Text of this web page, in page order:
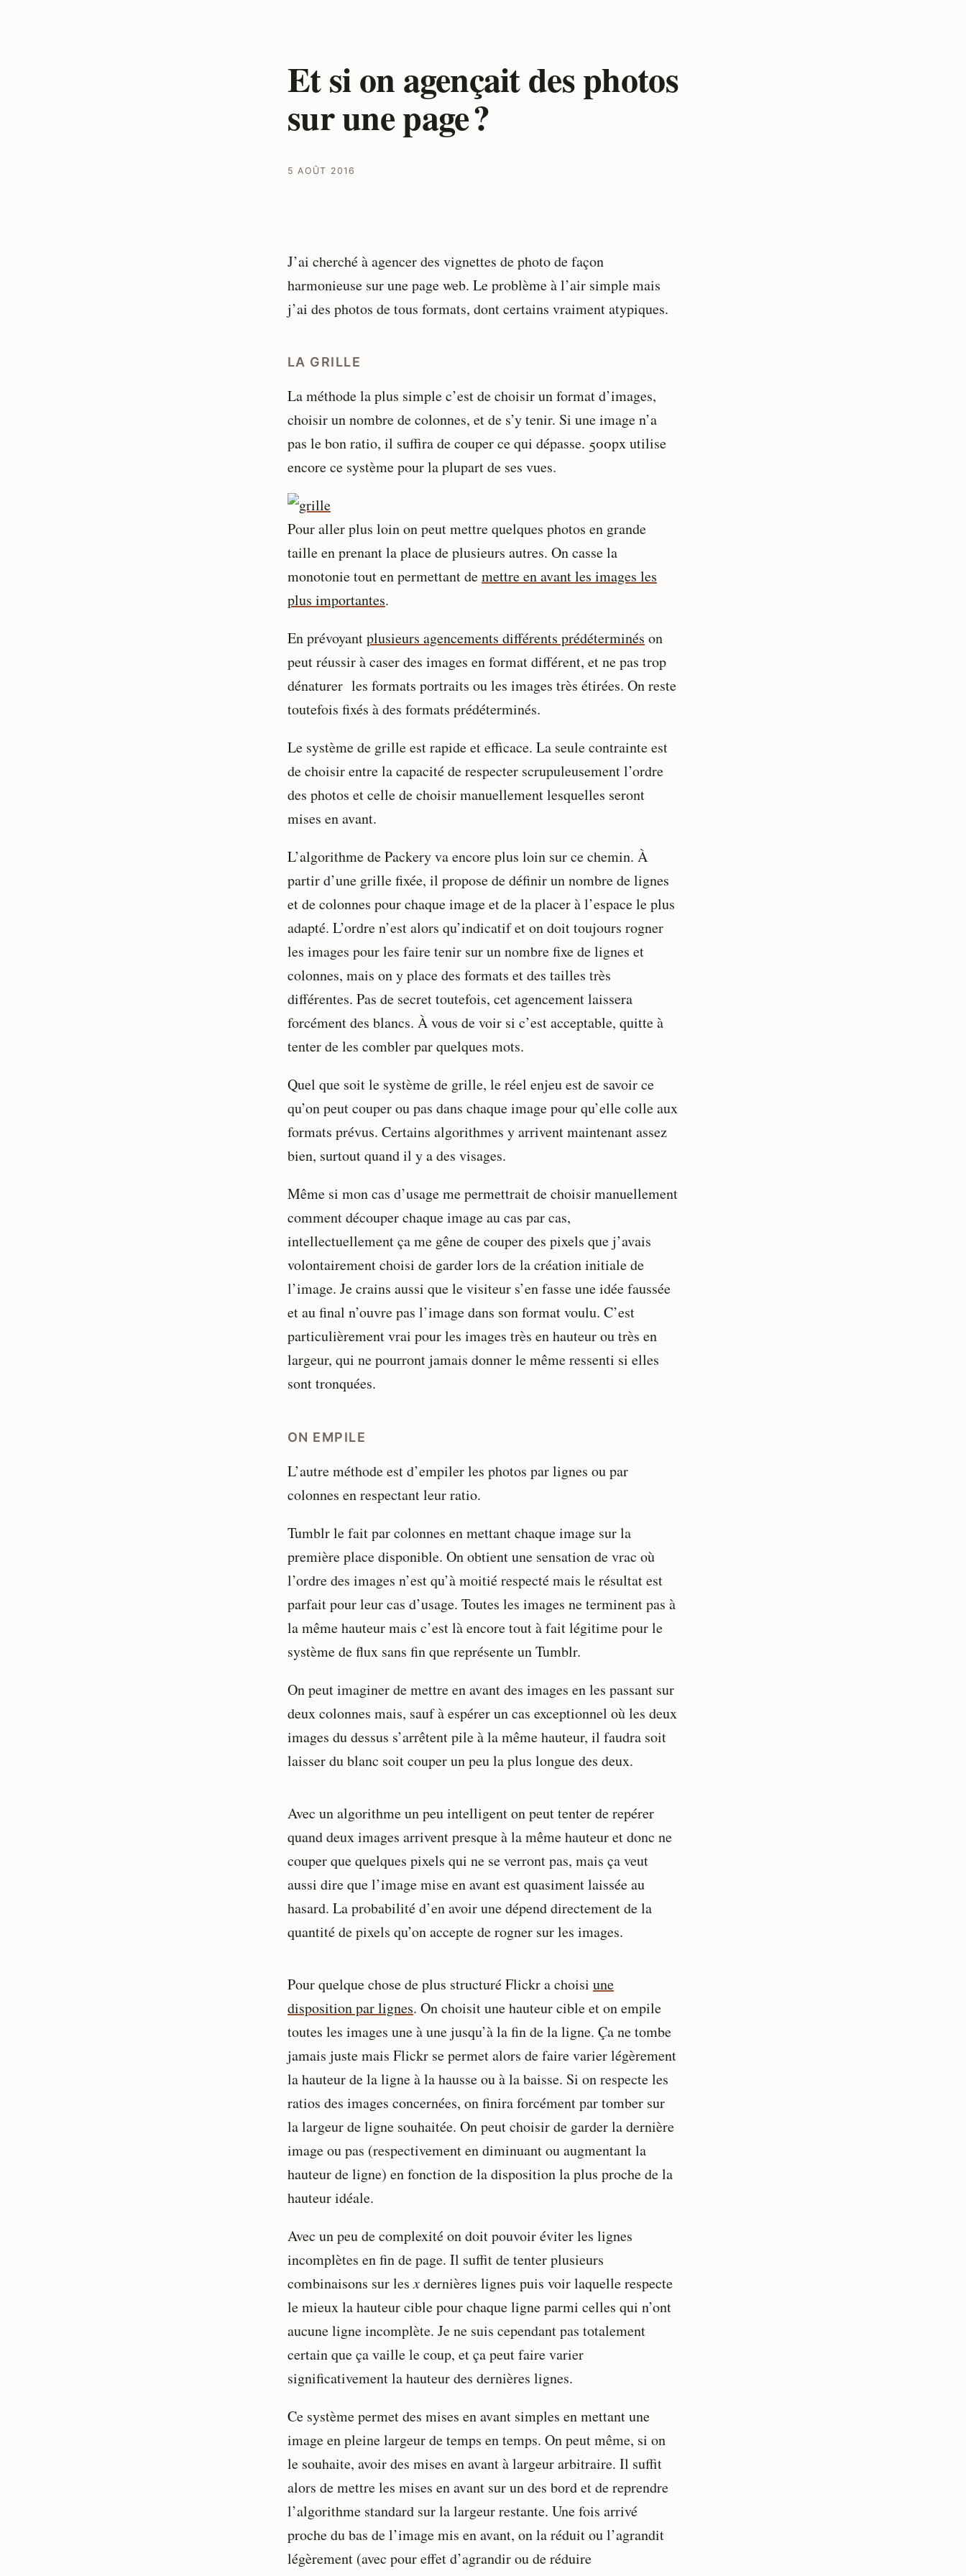
Et si on agençait des photos
sur une page ?
5 AOÛT 2016
J’ai cherché à agencer des vignettes de photo de façon
harmonieuse sur une page web. Le problème à l’air simple mais
j’ai des photos de tous formats, dont certains vraiment atypiques.
LA GRILLE
La méthode la plus simple c’est de choisir un format d’images,
choisir un nombre de colonnes, et de s’y tenir. Si une image n’a
pas le bon ratio, il suffira de couper ce qui dépasse. 500px utilise
encore ce système pour la plupart de ses vues.
Pour aller plus loin on peut mettre quelques photos en grande
taille en prenant la place de plusieurs autres. On casse la
monotonie tout en permettant demettre en avant les images les
plus importantes.
En prévoyantplusieurs agencements différents prédéterminés on
peut réussir à caser des images en format différent, et ne pas trop
dénaturer les formats portraits ou les images très étirées. On reste
toutefois fixés à des formats prédéterminés.
Le système de grille est rapide et efficace. La seule contrainte est
de choisir entre la capacité de respecter scrupuleusement l’ordre
des photos et celle de choisir manuellement lesquelles seront
mises en avant.
L’algorithme de Packery va encore plus loin sur ce chemin. À
partir d’une grille fixée, il propose de définir un nombre de lignes
et de colonnes pour chaque image et de la placer à l’espace le plus
adapté. L’ordre n’est alors qu’indicatif et on doit toujours rogner
les images pour les faire tenir sur un nombre fixe de lignes et
colonnes, mais on y place des formats et des tailles très
différentes. Pas de secret toutefois, cet agencement laissera
forcément des blancs. À vous de voir si c’est acceptable, quitte à
tenter de les combler par quelques mots.
Quel que soit le système de grille, le réel enjeu est de savoir ce
qu’on peut couper ou pas dans chaque image pour qu’elle colle aux
formats prévus. Certains algorithmes y arrivent maintenant assez
bien, surtout quand il y a des visages.
Même si mon cas d’usage me permettrait de choisir manuellement
comment découper chaque image au cas par cas,
intellectuellement ça me gêne de couper des pixels que j’avais
volontairement choisi de garder lors de la création initiale de
l’image. Je crains aussi que le visiteur s’en fasse une idée faussée
et au final n’ouvre pas l’image dans son format voulu. C’est
particulièrement vrai pour les images très en hauteur ou très en
largeur, qui ne pourront jamais donner le même ressenti si elles
sont tronquées.
ON EMPILE
L’autre méthode est d’empiler les photos par lignes ou par
colonnes en respectant leur ratio.
Tumblr le fait par colonnes en mettant chaque image sur la
première place disponible. On obtient une sensation de vrac où
l’ordre des images n’est qu’à moitié respecté mais le résultat est
parfait pour leur cas d’usage. Toutes les images ne terminent pas à
la même hauteur mais c’est là encore tout à fait légitime pour le
système de flux sans fin que représente un Tumblr.
On peut imaginer de mettre en avant des images en les passant sur
deux colonnes mais, sauf à espérer un cas exceptionnel où les deux
images du dessus s’arrêtent pile à la même hauteur, il faudra soit
laisser du blanc soit couper un peu la plus longue des deux.
Avec un algorithme un peu intelligent on peut tenter de repérer
quand deux images arrivent presque à la même hauteur et donc ne
couper que quelques pixels qui ne se verront pas, mais ça veut
aussi dire que l’image mise en avant est quasiment laissée au
hasard. La probabilité d’en avoir une dépend directement de la
quantité de pixels qu’on accepte de rogner sur les images.
Pour quelque chose de plus structuré Flickr a choisi une
disposition par lignes. On choisit une hauteur cible et on empile
toutes les images une à une jusqu’à la fin de la ligne. Ça ne tombe
jamais juste mais Flickr se permet alors de faire varier légèrement
la hauteur de la ligne à la hausse ou à la baisse. Si on respecte les
ratios des images concernées, on finira forcément par tomber sur
la largeur de ligne souhaitée. On peut choisir de garder la dernière
image ou pas (respectivement en diminuant ou augmentant la
hauteur de ligne) en fonction de la disposition la plus proche de la
hauteur idéale.
Avec un peu de complexité on doit pouvoir éviter les lignes
incomplètes en fin de page. Il suffit de tenter plusieurs
combinaisons sur lesxdernières lignes puis voir laquelle respecte
le mieux la hauteur cible pour chaque ligne parmi celles qui n’ont
aucune ligne incomplète. Je ne suis cependant pas totalement
certain que ça vaille le coup, et ça peut faire varier
significativement la hauteur des dernières lignes.
Ce système permet des mises en avant simples en mettant une
image en pleine largeur de temps en temps. On peut même, si on
le souhaite, avoir des mises en avant à largeur arbitraire. Il suffit
alors de mettre les mises en avant sur un des bord et de reprendre
l’algorithme standard sur la largeur restante. Une fois arrivé
proche du bas de l’image mis en avant, on la réduit ou l’agrandit
légèrement (avec pour effet d’agrandir ou de réduire